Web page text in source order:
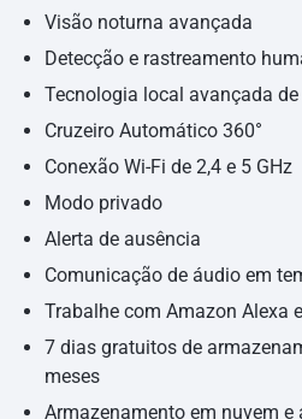
Visão noturna avançada
Detecção e rastreamento
Tecnologia local avançada de
Cruzeiro Automático 360°
Conexão Wi-Fi de 2,4 e 5 GHz
Modo privado
Alerta de ausência
Comunicação de áudio em
Trabalhe com Amazon Alexa
7 dias gratuitos de
meses
Armazenamento em nuvem